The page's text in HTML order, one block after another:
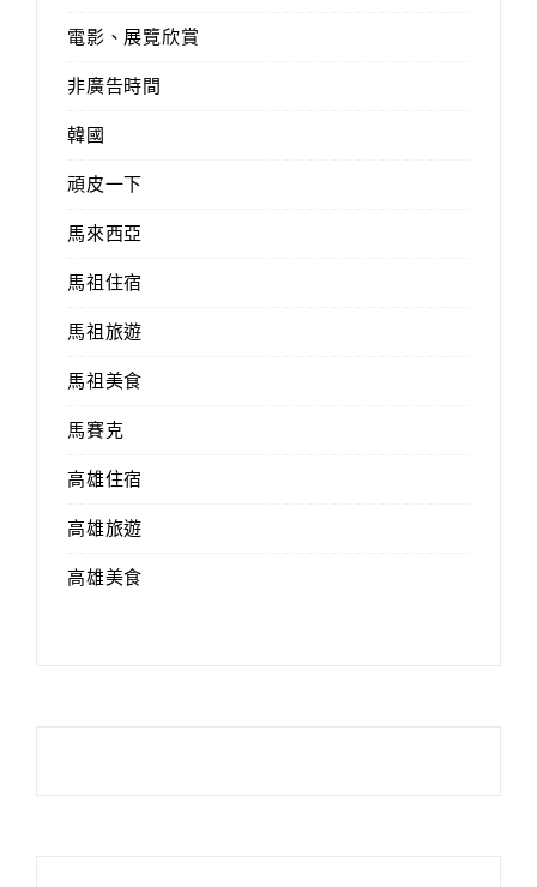
電影、展覽欣賞
非廣告時間
韓國
頑皮一下
馬來西亞
馬祖住宿
馬祖旅遊
馬祖美食
馬賽克
高雄住宿
高雄旅遊
高雄美食